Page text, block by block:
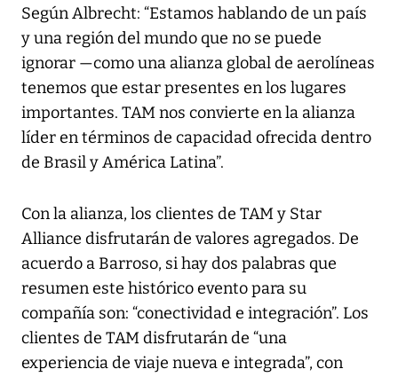
Según Albrecht: “Estamos hablando de un país
y una región del mundo que no se puede
ignorar —como una alianza global de aerolíneas
tenemos que estar presentes en los lugares
importantes. TAM nos convierte en la alianza
líder en términos de capacidad ofrecida dentro
de Brasil y América Latina”.
Con la alianza, los clientes de TAM y Star
Alliance disfrutarán de valores agregados. De
acuerdo a Barroso, si hay dos palabras que
resumen este histórico evento para su
compañía son: “conectividad e integración”. Los
clientes de TAM disfrutarán de “una
experiencia de viaje nueva e integrada”, con